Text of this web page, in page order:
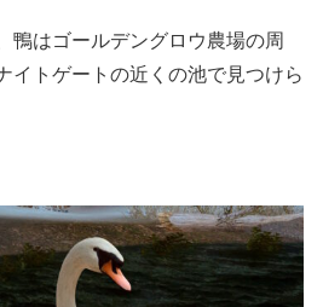
鴨はゴールデングロウ農場の周
イトゲートの近くの池で見つけら